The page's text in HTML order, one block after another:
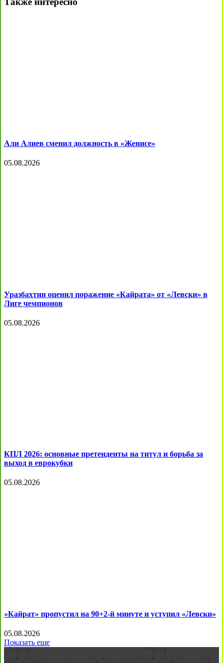
Али Алиев сменил должность в «Женисе»
05.08.2026
Уразбахтин оценил поражение «Кайрата» от «Левски» в
Лиге чемпионов
05.08.2026
КПЛ 2026: основные претенденты на титул и борьба за
выход в еврокубки
05.08.2026
«Кайрат» пропустил на 90+2-й минуте и уступил «Левски»
05.08.2026
Показать еще